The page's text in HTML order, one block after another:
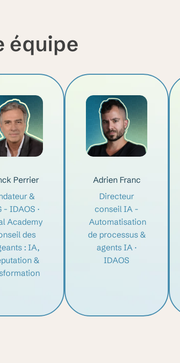
équipe
Perrier
&
- IDAOS ·
Academy
des
: IA,
&
Adrien Franc
Directeur
conseil IA -
Automatisation
de processus &
agents IA ·
IDAOS